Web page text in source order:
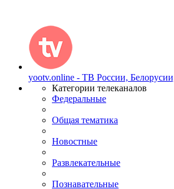
yootv.online - ТВ России,
Категории телеканалов
Федеральные
Общая тематика
Новостные
Развлекательные
Познавательные